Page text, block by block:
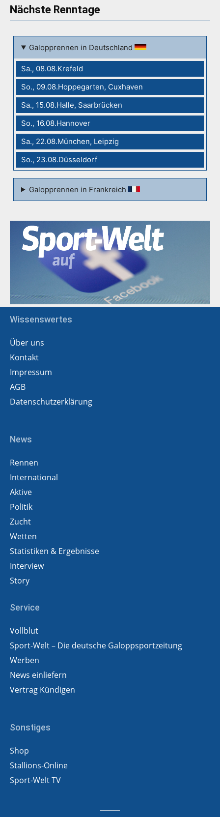
Nächste Renntage
Galopprennen in Deutschland
Sa., 08.08.Krefeld
So., 09.08.Hoppegarten, Cuxhaven
Sa., 15.08.Halle, Saarbrücken
So., 16.08.Hannover
Sa., 22.08.München, Leipzig
So., 23.08.Düsseldorf
Galopprennen in Frankreich
Wissenswertes
Über uns
Kontakt
Impressum
AGB
Datenschutzerklärung
News
Rennen
International
Aktive
Politik
Zucht
Wetten
Statistiken & Ergebnisse
Interview
Story
Service
Vollblut
Sport-Welt – Die deutsche Galoppsportzeitung
Werben
News einliefern
Vertrag Kündigen
Sonstiges
Shop
Stallions-Online
Sport-Welt TV